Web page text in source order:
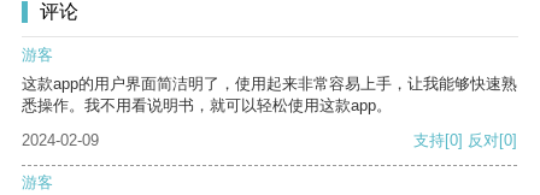
评论
游客
这款app的用户界面简洁明了，使用起来非常容易上手，让我能够快速熟
悉操作。我不用看说明书，就可以轻松使用这款app。
2024-02-09
支持[0] 反对[0]
游客